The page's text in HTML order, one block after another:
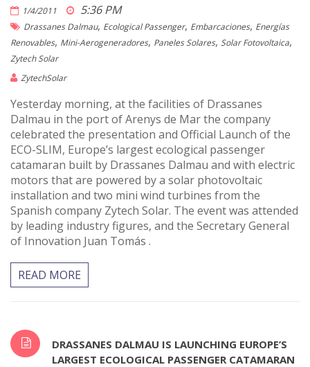
1/4/2011 5:36 PM
Drassanes Dalmau, Ecological Passenger, Embarcaciones, Energías
Renovables, Mini-Aerogeneradores, Paneles Solares, Solar Fotovoltaica,
Zytech Solar
ZytechSolar
Yesterday morning, at the facilities of Drassanes
Dalmau in the port of Arenys de Mar the company
celebrated the presentation and Official Launch of the
ECO-SLIM, Europe’s largest ecological passenger
catamaran built by Drassanes Dalmau and with electric
motors that are powered by a solar photovoltaic
installation and two mini wind turbines from the
Spanish company Zytech Solar. The event was attended
by leading industry figures, and the Secretary General
of Innovation Juan Tomás .
READ MORE
DRASSANES DALMAU IS LAUNCHING EUROPE’S
LARGEST ECOLOGICAL PASSENGER CATAMARAN